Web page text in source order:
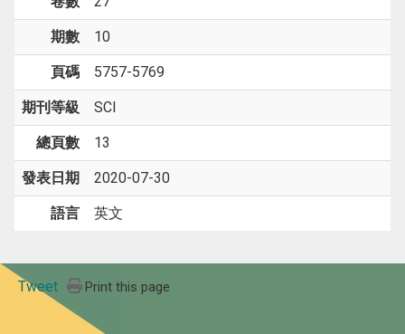
期數 10
頁碼 5757-5769
期刊等級 SCI
總頁數 13
發表日期 2020-07-30
語言 英文
Tweet Print this page